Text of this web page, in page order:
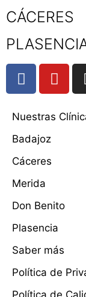
CÁCERES
Nuestras
Badajoz
Cáceres
Merida
Don Benito
Plasencia
Saber más
Política de